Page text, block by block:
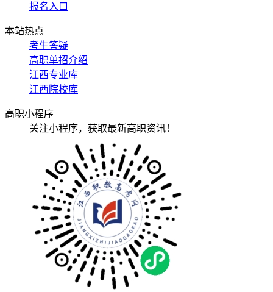
报名入口
本站热点
考生答疑
高职单招介绍
江西专业库
江西院校库
高职小程序
关注小程序，获取最新高职资讯！